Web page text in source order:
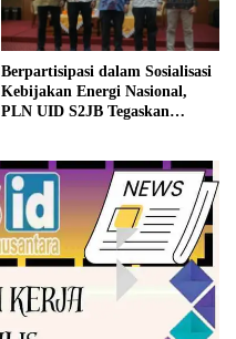
Berpartisipasi dalam Sosialisasi
Kebijakan Energi Nasional,
PLN UID S2JB Tegaskan